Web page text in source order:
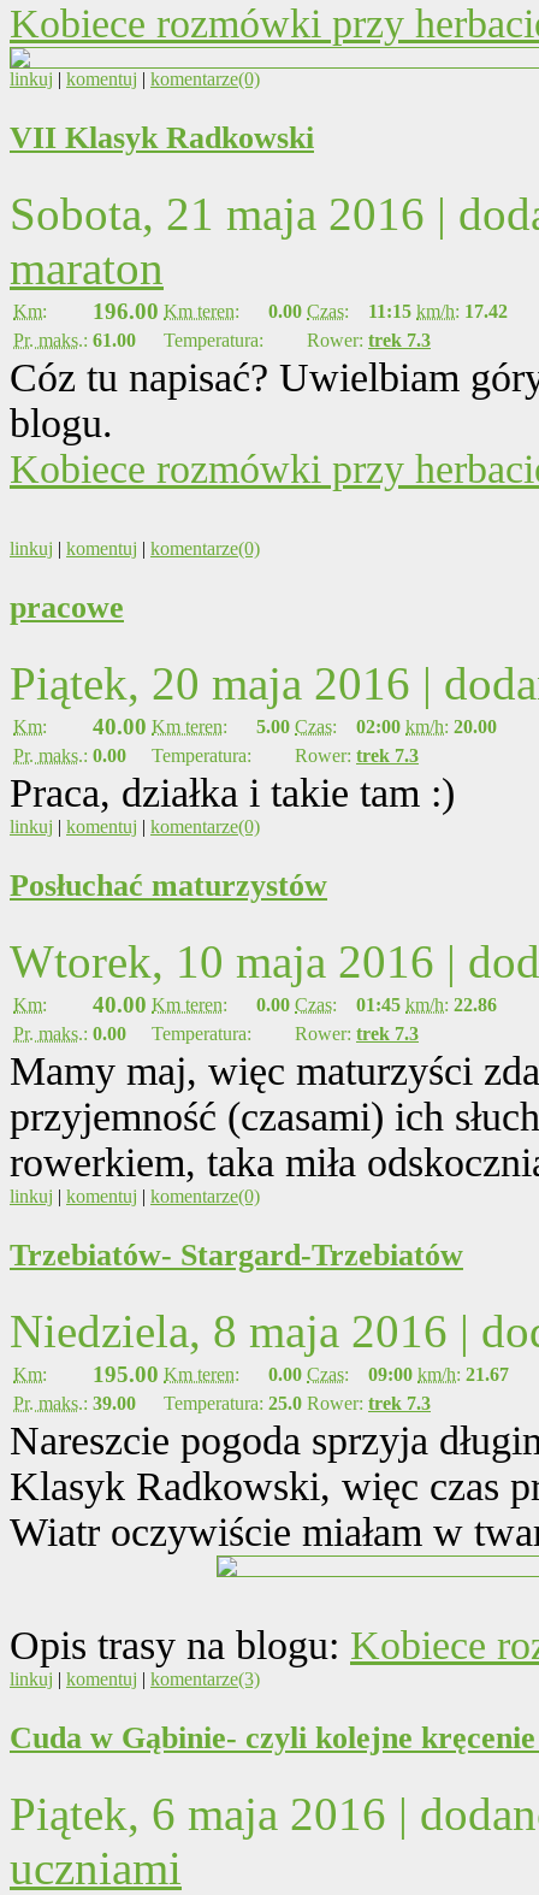
Kobiece rozmówki przy
linkuj | komentuj | komentarze(0)
VII Klasyk Radkowski
Sobota, 21 maja 2016 |
maraton
Km: 196.00 Km teren: 0.00 Czas: 11:15 km/h: 17.42
Pr. maks.: 61.00 Temperatura: Rower: trek 7.3
Cóz tu napisać? Uwielbiam
blogu.
Kobiece rozmówki przy
linkuj | komentuj | komentarze(0)
pracowe
Piątek, 20 maja 2016 |
Km: 40.00 Km teren: 5.00 Czas: 02:00 km/h: 20.00
Pr. maks.: 0.00 Temperatura: Rower: trek 7.3
Praca, działka i takie tam :)
linkuj | komentuj | komentarze(0)
Posłuchać maturzystów
Wtorek, 10 maja 2016 |
Km: 40.00 Km teren: 0.00 Czas: 01:45 km/h: 22.86
Pr. maks.: 0.00 Temperatura: Rower: trek 7.3
Mamy maj, więc maturzyści
przyjemność (czasami) ich
rowerkiem, taka miła
linkuj | komentuj | komentarze(0)
Trzebiatów- Stargard-Trzebiatów
Niedziela, 8 maja 2016 |
Km: 195.00 Km teren: 0.00 Czas: 09:00 km/h: 21.67
Pr. maks.: 39.00 Temperatura: 25.0 Rower: trek 7.3
Nareszcie pogoda sprzyja
Klasyk Radkowski, więc czas
Wiatr oczywiście miałam w
Opis trasy na blogu: Kobiece
linkuj | komentuj | komentarze(3)
Cuda w Gąbinie- czyli kolejne
Piątek, 6 maja 2016 |
uczniami